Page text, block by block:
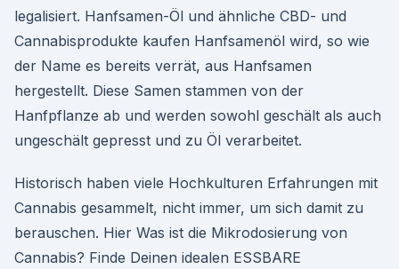
legalisiert. Hanfsamen-Öl und ähnliche CBD- und
Cannabisprodukte kaufen Hanfsamenöl wird, so wie
der Name es bereits verrät, aus Hanfsamen
hergestellt. Diese Samen stammen von der
Hanfpflanze ab und werden sowohl geschält als auch
ungeschält gepresst und zu Öl verarbeitet.
Historisch haben viele Hochkulturen Erfahrungen mit
Cannabis gesammelt, nicht immer, um sich damit zu
berauschen. Hier Was ist die Mikrodosierung von
Cannabis? Finde Deinen idealen ESSBARE